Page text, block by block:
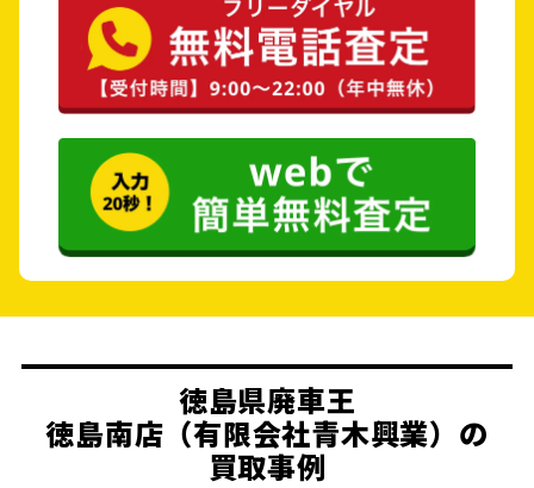
徳島県廃車王
徳島南店（有限会社青木興業）の
買取事例